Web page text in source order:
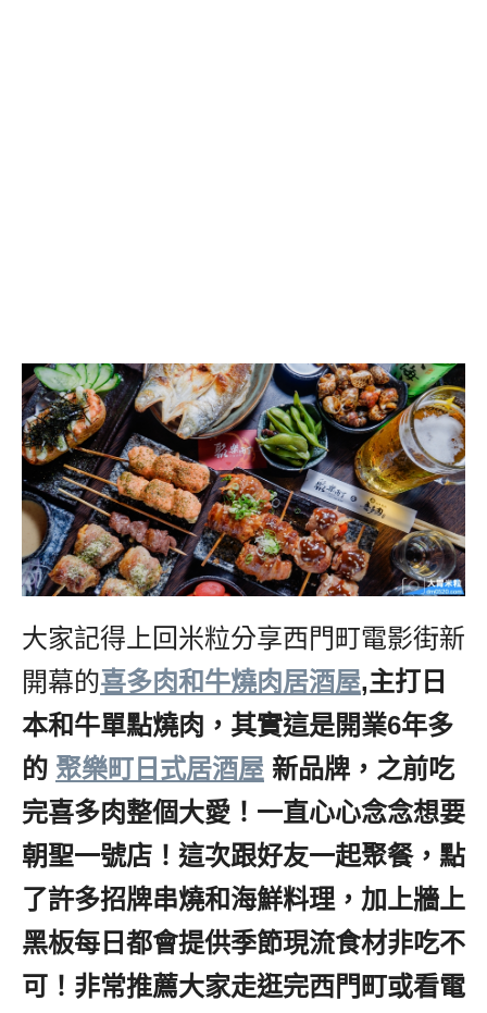
大家記得上回米粒分享西門町電影街新
開幕的喜多肉和牛燒肉居酒屋,主打日
本和牛單點燒肉，其實這是開業6年多
的 聚樂町日式居酒屋 新品牌，之前吃
完喜多肉整個大愛！一直心心念念想要
朝聖一號店！這次跟好友一起聚餐，點
了許多招牌串燒和海鮮料理，加上牆上
黑板每日都會提供季節現流食材非吃不
可！非常推薦大家走逛完西門町或看電